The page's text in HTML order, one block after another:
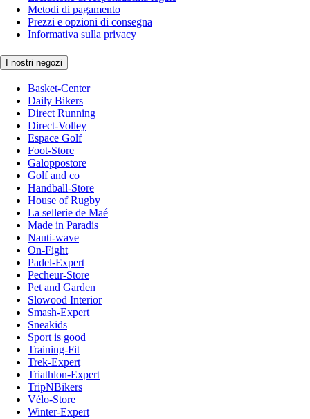
Metodi di pagamento
Prezzi e opzioni di consegna
Informativa sulla privacy
I nostri negozi
Basket-Center
Daily Bikers
Direct Running
Direct-Volley
Espace Golf
Foot-Store
Galoppostore
Golf and co
Handball-Store
House of Rugby
La sellerie de Maé
Made in Paradis
Nauti-wave
On-Fight
Padel-Expert
Pecheur-Store
Pet and Garden
Slowood Interior
Smash-Expert
Sneakids
Sport is good
Training-Fit
Trek-Expert
Triathlon-Expert
TripNBikers
Vélo-Store
Winter-Expert